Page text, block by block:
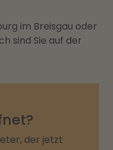
im Breisgau oder
sind Sie auf der
der jetzt